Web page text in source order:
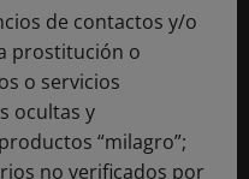
de contactos y/o
prostitución o
o servicios
ocultas y
“milagro”;
no verificados por